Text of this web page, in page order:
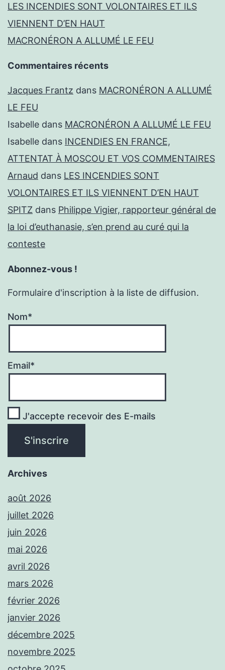
LES INCENDIES SONT VOLONTAIRES ET ILS
VIENNENT D’EN HAUT
MACRONÉRON A ALLUMÉ LE FEU
Commentaires récents
Jacques Frantz dans MACRONÉRON A ALLUMÉ
LE FEU
Isabelle dans MACRONÉRON A ALLUMÉ LE FEU
Isabelle dans INCENDIES EN FRANCE,
ATTENTAT À MOSCOU ET VOS COMMENTAIRES
Arnaud dans LES INCENDIES SONT
VOLONTAIRES ET ILS VIENNENT D’EN HAUT
SPITZ dans Philippe Vigier, rapporteur général de
la loi d’euthanasie, s’en prend au curé qui la
conteste
Abonnez-vous !
Formulaire d'inscription à la liste de diffusion.
Nom*
Email*
J'accepte recevoir des E-mails
Archives
août 2026
juillet 2026
juin 2026
mai 2026
avril 2026
mars 2026
février 2026
janvier 2026
décembre 2025
novembre 2025